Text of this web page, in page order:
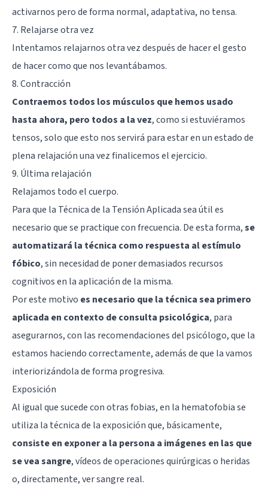
activarnos pero de forma normal, adaptativa, no tensa.
7. Relajarse otra vez
Intentamos relajarnos otra vez después de hacer el gesto
de hacer como que nos levantábamos.
8. Contracción
Contraemos todos los músculos que hemos usado
hasta ahora, pero todos a la vez, como si estuviéramos
tensos, solo que esto nos servirá para estar en un estado de
plena relajación una vez finalicemos el ejercicio.
9. Última relajación
Relajamos todo el cuerpo.
Para que la Técnica de la Tensión Aplicada sea útil es
necesario que se practique con frecuencia. De esta forma,se
automatizará la técnica como respuesta al estímulo
fóbico, sin necesidad de poner demasiados recursos
cognitivos en la aplicación de la misma.
Por este motivo es necesario que la técnica sea primero
aplicada en contexto de consulta psicológica, para
asegurarnos, con las recomendaciones del psicólogo, que la
estamos haciendo correctamente, además de que la vamos
interiorizándola de forma progresiva.
Exposición
Al igual que sucede con otras fobias, en la hematofobia se
utiliza la técnica de la exposición que, básicamente,
consiste en exponer a la persona a imágenes en las que
se vea sangre, vídeos de operaciones quirúrgicas o heridas
o, directamente, ver sangre real.